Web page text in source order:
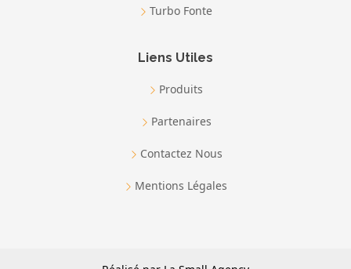
Turbo Fonte
Liens Utiles
Produits
Partenaires
Contactez Nous
Mentions Légales